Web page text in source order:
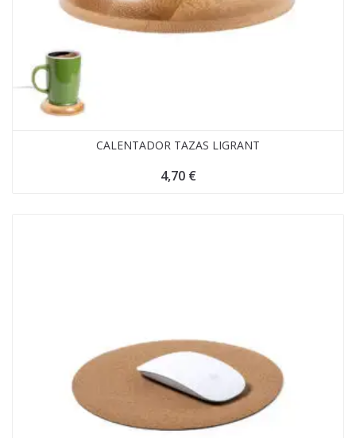
CALENTADOR TAZAS LIGRANT
4,70 €